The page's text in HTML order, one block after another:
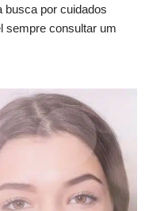
busca por cuidados
sempre consultar um